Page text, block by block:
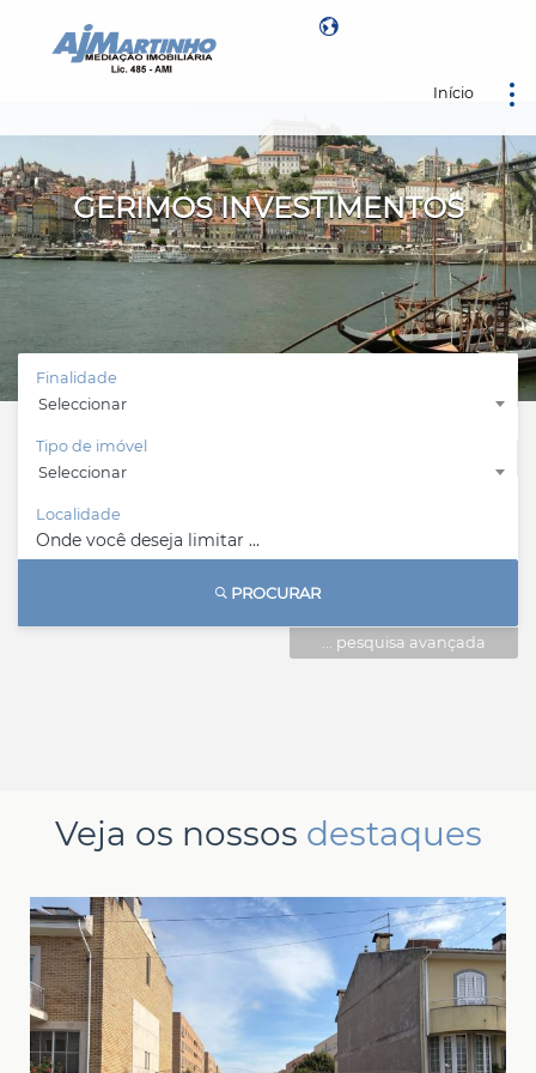
Início
GERIMOS INVESTIMENTOS
Finalidade
Seleccionar
Tipo de imóvel
Seleccionar
Localidade
PROCURAR
... pesquisa avançada
Veja os nossos destaques